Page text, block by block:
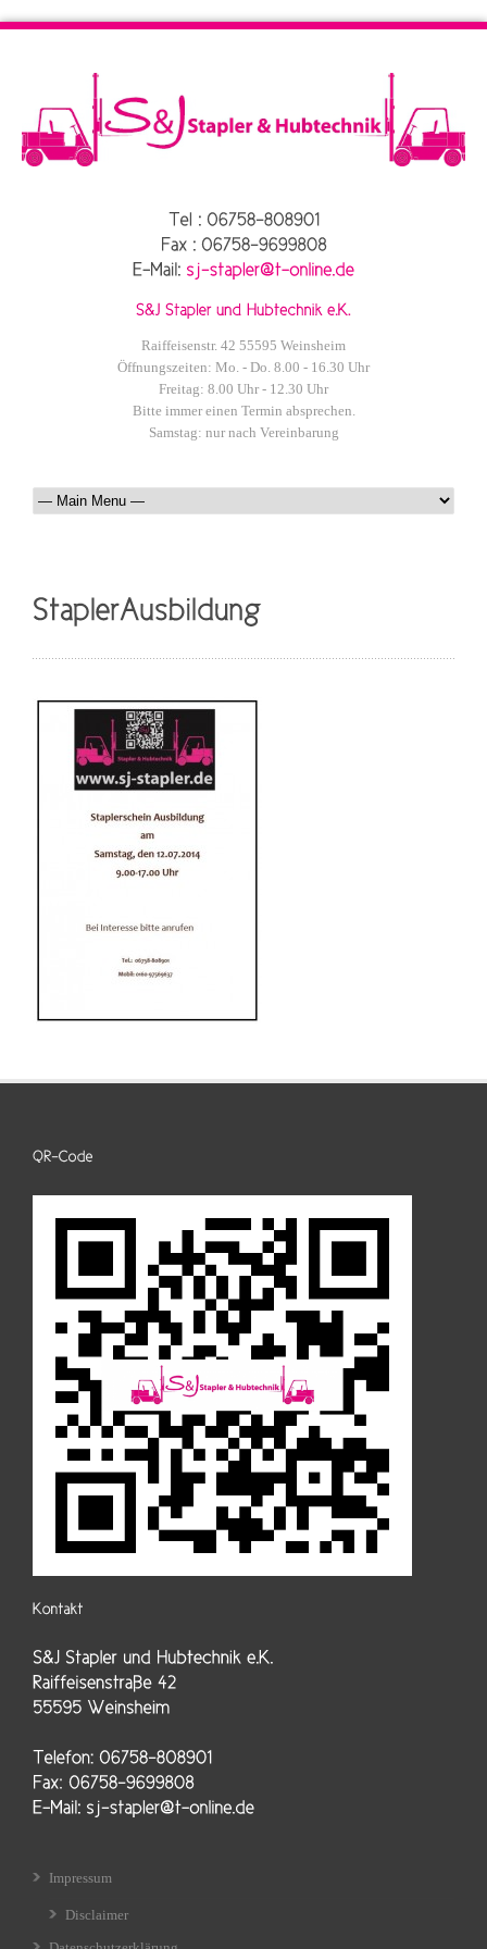
Raiffeisenstr. 42 55595 Weinsheim
Öffnungszeiten: Mo. - Do. 8.00 - 16.30 Uhr
Freitag: 8.00 Uhr - 12.30 Uhr
Bitte immer einen Termin absprechen.
Samstag: nur nach Vereinbarung
Impressum
Disclaimer